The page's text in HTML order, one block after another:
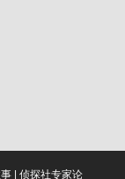
| 侦探社专家论